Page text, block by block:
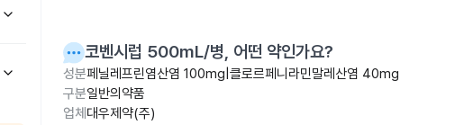
코벤시럽 500mL/병, 어떤 약인가요?
성분페닐레프린염산염 100mg|클로르페니라민말레산염 40mg
구분일반의약품
업체 대우제약(주)